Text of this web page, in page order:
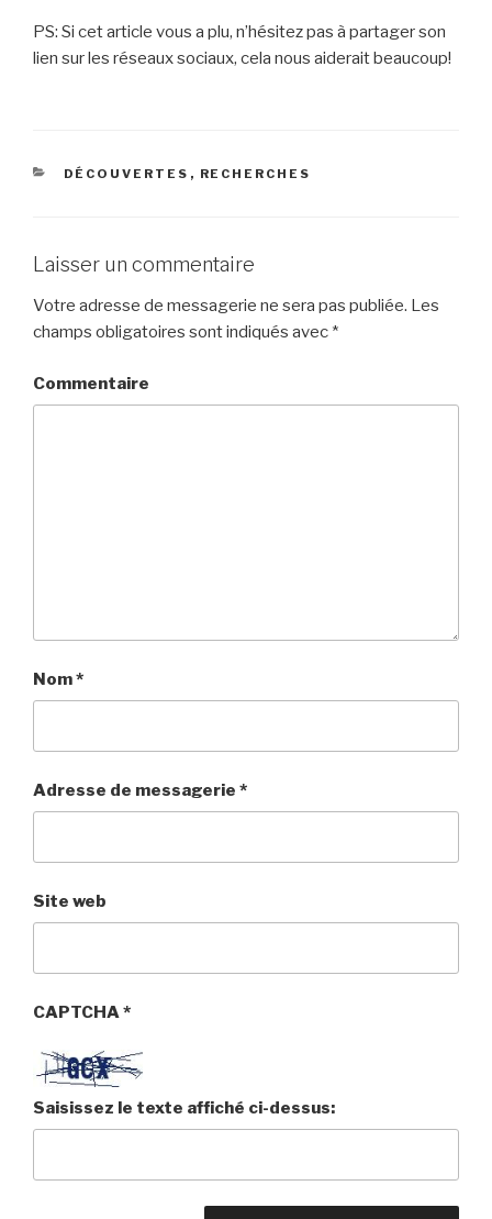
PS: Si cet article vous a plu, n’hésitez pas à partager son
lien sur les réseaux sociaux, cela nous aiderait beaucoup!
CATÉGORIES
DÉCOUVERTES , RECHERCHES
Laisser un commentaire
Votre adresse de messagerie ne sera pas publiée. Les
champs obligatoires sont indiqués avec *
Commentaire
Nom*
Adresse de messagerie *
Site web
CAPTCHA*
Saisissez le texte affiché ci-dessus: